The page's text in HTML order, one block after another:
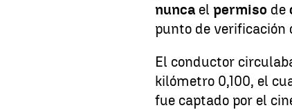
nunca elpermiso de
punto de verificación
El conductor
kilómetro 0,100, el
fue captado por el